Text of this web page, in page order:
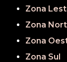
Zona
Zona
Zona
Zona Sul